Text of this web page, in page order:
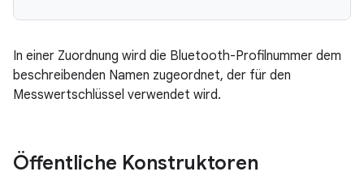
In einer Zuordnung wird die Bluetooth-Profilnummer dem
beschreibenden Namen zugeordnet, der für den
Messwertschlüssel verwendet wird.
Öffentliche Konstruktoren